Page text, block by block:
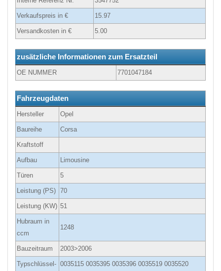
Verkaufspreis in € 15.97
Versandkosten in € 5.00
zusätzliche Informationen zum Ersatzteil
OE NUMMER 7701047184
Fahrzeugdaten
Hersteller Opel
Baureihe Corsa
Kraftstoff
Aufbau Limousine
Türen 5
Leistung (PS) 70
Leistung (KW) 51
Hubraum in
ccm
1248
Bauzeitraum 2003>2006
Typschlüssel- 0035115 0035395 0035396 0035519 0035520